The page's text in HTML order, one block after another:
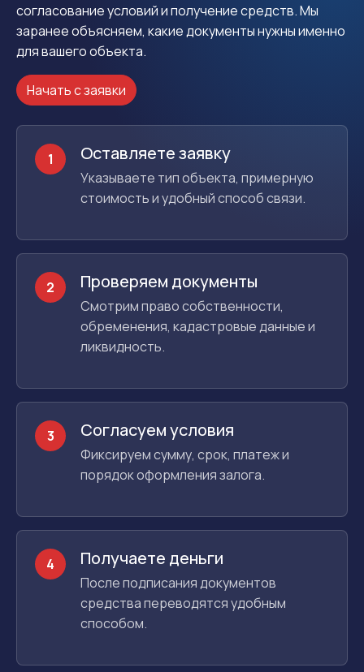
согласование условий и получение средств. Мы
заранее объясняем, какие документы нужны именно
для вашего объекта.
Начать с заявки
1 Оставляете заявку
Указываете тип объекта, примерную
стоимость и удобный способ связи.
2 Проверяем документы
Смотрим право собственности,
обременения, кадастровые данные и
ликвидность.
3 Согласуем условия
Фиксируем сумму, срок, платеж и
порядок оформления залога.
4 Получаете деньги
После подписания документов
средства переводятся удобным
способом.